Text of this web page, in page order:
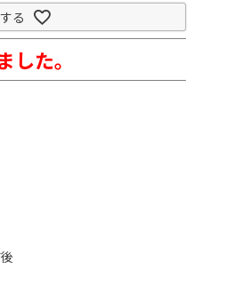
る
した。